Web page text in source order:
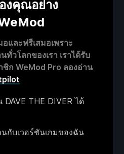
งคุณอย่าง
และฟรีเสมอเพราะ
วโลกของเรา เราได้รับ
ก WeMod Pro ลองอ่าน
THE DIVER ได้
กับเวอร์ชันเกมของฉัน